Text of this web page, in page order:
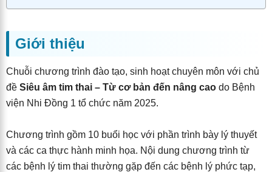
Giới thiệu
Chuỗi chương trình đào tạo, sinh hoạt chuyên môn với chủ
đề Siêu âm tim thai – Từ cơ bản đến nâng cao do Bệnh
viện Nhi Đồng 1 tổ chức năm 2025.
Chương trình gồm 10 buổi học với phần trình bày lý thuyết
và các ca thực hành minh họa. Nội dung chương trình từ
các bệnh lý tim thai thường gặp đến các bệnh lý phức tạp,